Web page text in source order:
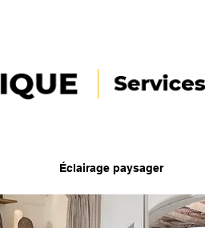
Éclairage paysager